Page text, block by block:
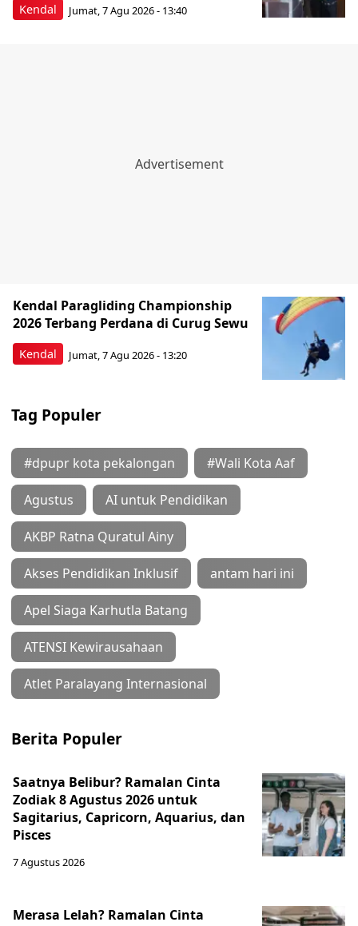
Kendal Jumat, 7 Agu 2026 - 13:40
Kendal
Kendal Paragliding Championship
2026 Terbang Perdana di Curug Sewu
Jumat, 7 Agu 2026 - 13:20
Tag Populer
#dpupr kota pekalongan #Wali Kota Aaf
Agustus AI untuk Pendidikan
AKBP Ratna Quratul Ainy
Akses Pendidikan Inklusif antam hari ini
Apel Siaga Karhutla Batang
ATENSI Kewirausahaan
Atlet Paralayang Internasional
Berita Populer
Saatnya Belibur? Ramalan Cinta
Zodiak 8 Agustus 2026 untuk
Sagitarius, Capricorn, Aquarius, dan
Pisces
7 Agustus 2026
Merasa Lelah? Ramalan Cinta